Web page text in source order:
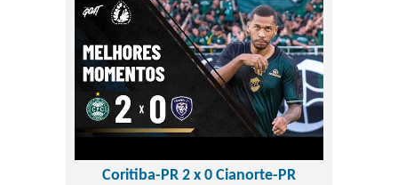
Coritiba-PR 2 x 0 Cianorte-PR